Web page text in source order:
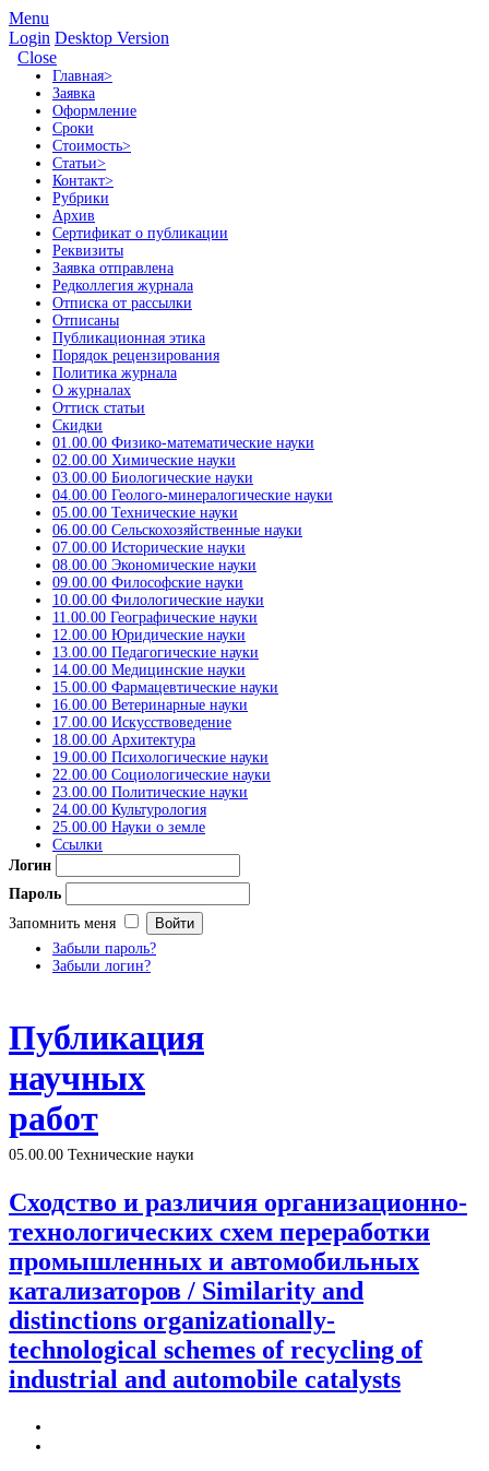
Menu
Login Desktop Version
Close
Главная>
Заявка
Оформление
Сроки
Стоимость>
Статьи>
Контакт>
Рубрики
Архив
Сертификат о публикации
Реквизиты
Заявка отправлена
Редколлегия журнала
Отписка от рассылки
Отписаны
Публикационная этика
Порядок рецензирования
Политика журнала
О журналах
Оттиск статьи
Скидки
01.00.00 Физико-математические науки
02.00.00 Химические науки
03.00.00 Биологические науки
04.00.00 Геолого-минералогические науки
05.00.00 Технические науки
06.00.00 Сельскохозяйственные науки
07.00.00 Исторические науки
08.00.00 Экономические науки
09.00.00 Философские науки
10.00.00 Филологические науки
11.00.00 Географические науки
12.00.00 Юридические науки
13.00.00 Педагогические науки
14.00.00 Медицинские науки
15.00.00 Фармацевтические науки
16.00.00 Ветеринарные науки
17.00.00 Искусствоведение
18.00.00 Архитектура
19.00.00 Психологические науки
22.00.00 Социологические науки
23.00.00 Политические науки
24.00.00 Культурология
25.00.00 Науки о земле
Ссылки
Логин
Пароль
Запомнить меня
Забыли пароль?
Забыли логин?
Публикация
научных
работ
05.00.00 Технические науки
Сходство и различия организационно-
технологических схем переработки
промышленных и автомобильных
катализаторов / Similarity and
distinctions organizationally-
technological schemes of recycling of
industrial and automobile catalysts